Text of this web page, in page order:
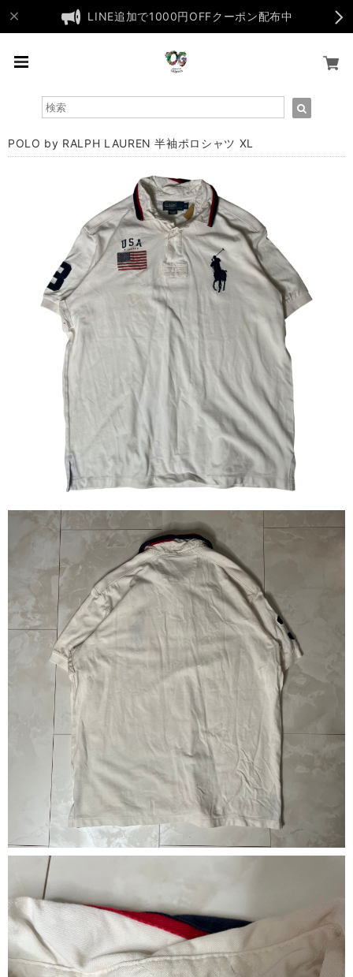
LINE追加で1000円OFFクーポン配布中
POLO by RALPH LAUREN 半袖ポロシャツ XL